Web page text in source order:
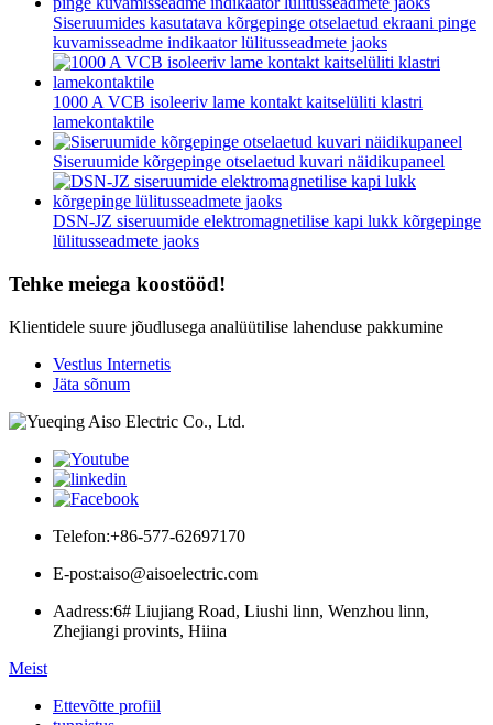
Siseruumides kasutatava kõrgepinge otselaetud ekraani pinge
kuvamisseadme indikaator lülitusseadmete jaoks
1000 A VCB isoleeriv lame kontakt kaitselüliti klastri
lamekontaktile
Siseruumide kõrgepinge otselaetud kuvari näidikupaneel
DSN-JZ siseruumide elektromagnetilise kapi lukk kõrgepinge
lülitusseadmete jaoks
Tehke meiega koostööd!
Klientidele suure jõudlusega analüütilise lahenduse pakkumine
Vestlus Internetis
Jäta sõnum
Telefon:+86-577-62697170
E-post:aiso@aisoelectric.com
Aadress:6# Liujiang Road, Liushi linn, Wenzhou linn,
Zhejiangi provints, Hiina
Meist
Ettevõtte profiil